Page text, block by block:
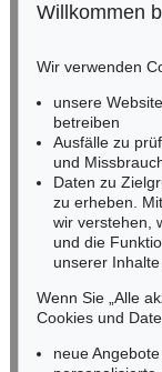
Auktion 298 - Lot
Ergebnis:€
Auktion 293 - Lot
Garten in Gelting,
RHEINLAND-
Miriam Heß
Tel.: +49 (0)62
Fax: +49 (0)62
Nico Kassel,
Tel.: +49 (0)89
Mobil: +49
Willkommen
Wir verwenden
unsere
betreiben
Ausfälle zu
und
Daten zu
zu erheben.
wir verstehen,
und die
unserer
Wenn Sie „Alle
Cookies und
neue